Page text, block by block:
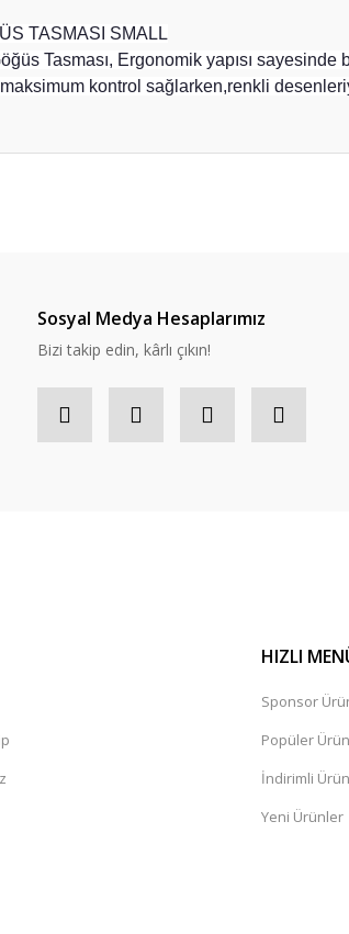
TASMASI SMALL
Tasması, Ergonomik yapısı sayesinde
kontrol sağlarken,renkli
Sosyal Medya Hesaplarımız
Bizi takip edin, kârlı çıkın!
HIZLI
Sponsor
Popüler
İndirimli
Yeni Ürünler